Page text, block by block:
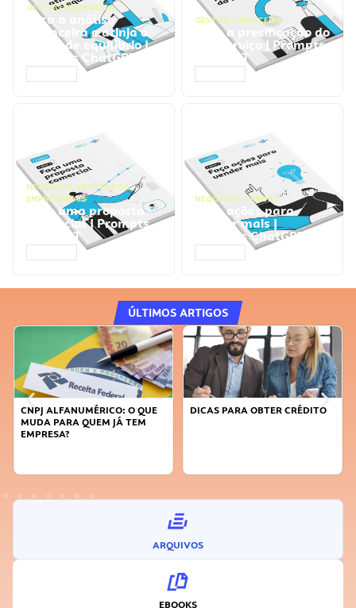
GESTÃO FINANCEIRA
Faça a análise
financeira e atinja o
ponto de equilíbrio |
Prompts ChatGPT
GESTÃO FINANCEIRA
Faça a precificação do
seu serviço | Prompts
ChatGPT
NEGÓCIOS, PROCESSOS
EMPRESARIAIS
Faça uma proposta
comercial | Prompts
ChatGPT
NEGÓCIOS, VENDAS
Faça ações para
vender mais |
Prompts ChatGPT
ÚLTIMOS ARTIGOS
CNPJ ALFANUMÉRICO: O QUE
MUDA PARA QUEM JÁ TEM
EMPRESA?
DICAS PARA OBTER CRÉDITO
ARQUIVOS
EBOOKS